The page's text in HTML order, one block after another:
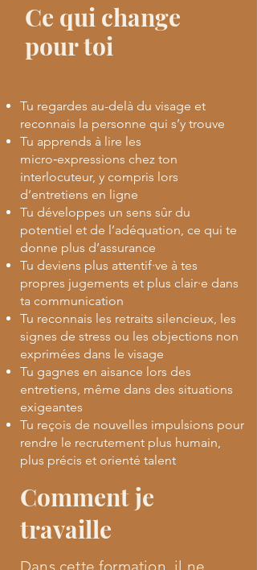
Ce qui change
pour toi
Tu regardes au-delà du visage et
reconnais la personne qui s’y trouve
Tu apprends à lire les
micro‑expressions chez ton
interlocuteur, y compris lors
d’entretiens en ligne
Tu développes un sens sûr du
potentiel et de l’adéquation, ce qui te
donne plus d’assurance
Tu deviens plus attentif·ve à tes
propres jugements et plus clair·e dans
ta communication
Tu reconnais les retraits silencieux, les
signes de stress ou les objections non
exprimées dans le visage
Tu gagnes en aisance lors des
entretiens, même dans des situations
exigeantes
Tu reçois de nouvelles impulsions pour
rendre le recrutement plus humain,
plus précis et orienté talent
Comment je
travaille